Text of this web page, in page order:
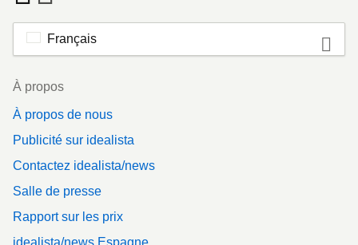
Français
Footer
À propos
À propos de nous
Publicité sur idealista
Contactez idealista/news
Salle de presse
Rapport sur les prix
idealista/news Espagne